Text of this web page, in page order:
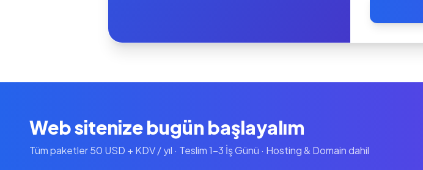
Web sitenize bugün başlayalım
Tüm paketler 50 USD + KDV / yıl · Teslim 1-3 İş Günü · Hosting & Domain dahil